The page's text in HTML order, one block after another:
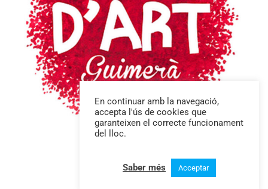
D’ART
En continuar amb la navegació,
accepta l'ús de cookies que
garanteixen el correcte funcionament
del lloc.
Saber més Acceptar